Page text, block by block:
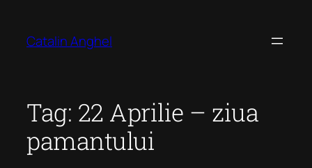
content
Catalin Anghel
Tag: 22 Aprilie – ziua
pamantului